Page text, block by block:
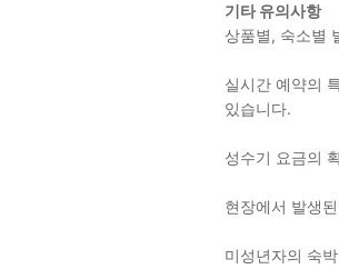
기타 유의사항
상품별, 숙소별
실시간 예약의
있습니다.
성수기 요금의
현장에서 발생
미성년자의 숙